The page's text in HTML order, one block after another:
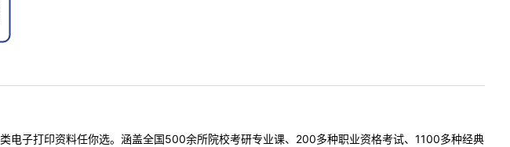
电子打印资料任你选。涵盖全国500余所院校考研专业课、200多种职业资格考试、1100多种经典